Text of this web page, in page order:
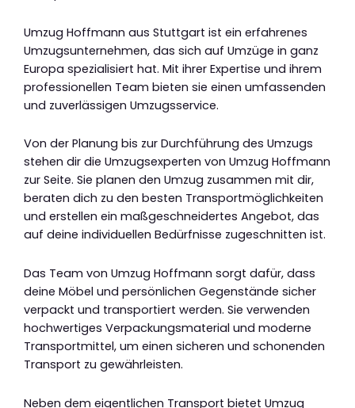
Umzug Hoffmann aus Stuttgart ist ein erfahrenes
Umzugsunternehmen, das sich auf Umzüge in ganz
Europa spezialisiert hat. Mit ihrer Expertise und ihrem
professionellen Team bieten sie einen umfassenden
und zuverlässigen Umzugsservice.
Von der Planung bis zur Durchführung des Umzugs
stehen dir die Umzugsexperten von Umzug Hoffmann
zur Seite. Sie planen den Umzug zusammen mit dir,
beraten dich zu den besten Transportmöglichkeiten
und erstellen ein maßgeschneidertes Angebot, das
auf deine individuellen Bedürfnisse zugeschnitten ist.
Das Team von Umzug Hoffmann sorgt dafür, dass
deine Möbel und persönlichen Gegenstände sicher
verpackt und transportiert werden. Sie verwenden
hochwertiges Verpackungsmaterial und moderne
Transportmittel, um einen sicheren und schonenden
Transport zu gewährleisten.
Neben dem eigentlichen Transport bietet Umzug